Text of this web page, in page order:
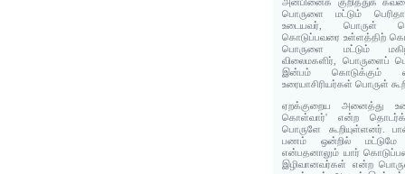
பொருளை மட்டும்
உடையவர், பொருள்
கொடுப்பவரை உள்ளத்திற்
பொருளை மட்டும்
விலைமகளிர், பொருளைப்
இன்பம் கொடுக்கும்
உரையாசிரியர்கள் பொருள்
ஏறக்குறைய அனைத்து
கொள்வார்' என்ற
பொருளே கூறியுள்ளனர்.
பணம் ஒன்றில் மட்டுமே
என்பதனாலும் யார்
இழிவானவர்கள் என்ற